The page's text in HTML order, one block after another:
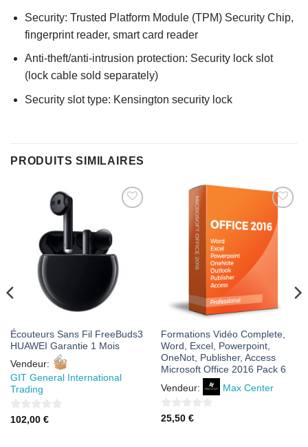
Security: Trusted Platform Module (TPM) Security Chip,
fingerprint reader, smart card reader
Anti-theft/anti-intrusion protection: Security lock slot
(lock cable sold separately)
Security slot type: Kensington security lock
PRODUITS SIMILAIRES
À MES
FAVORIS
Écouteurs Sans Fil FreeBuds3
HUAWEI Garantie 1 Mois
Vendeur:
GIT General International
Trading
0
102,00 €
AJOUTER
À MES
FAVORIS
Formations Vidéo Complete,
Word, Excel, Powerpoint,
OneNot, Publisher, Access
Microsoft Office 2016 Pack 6
Vendeur:
Max Center
0
25,50 €